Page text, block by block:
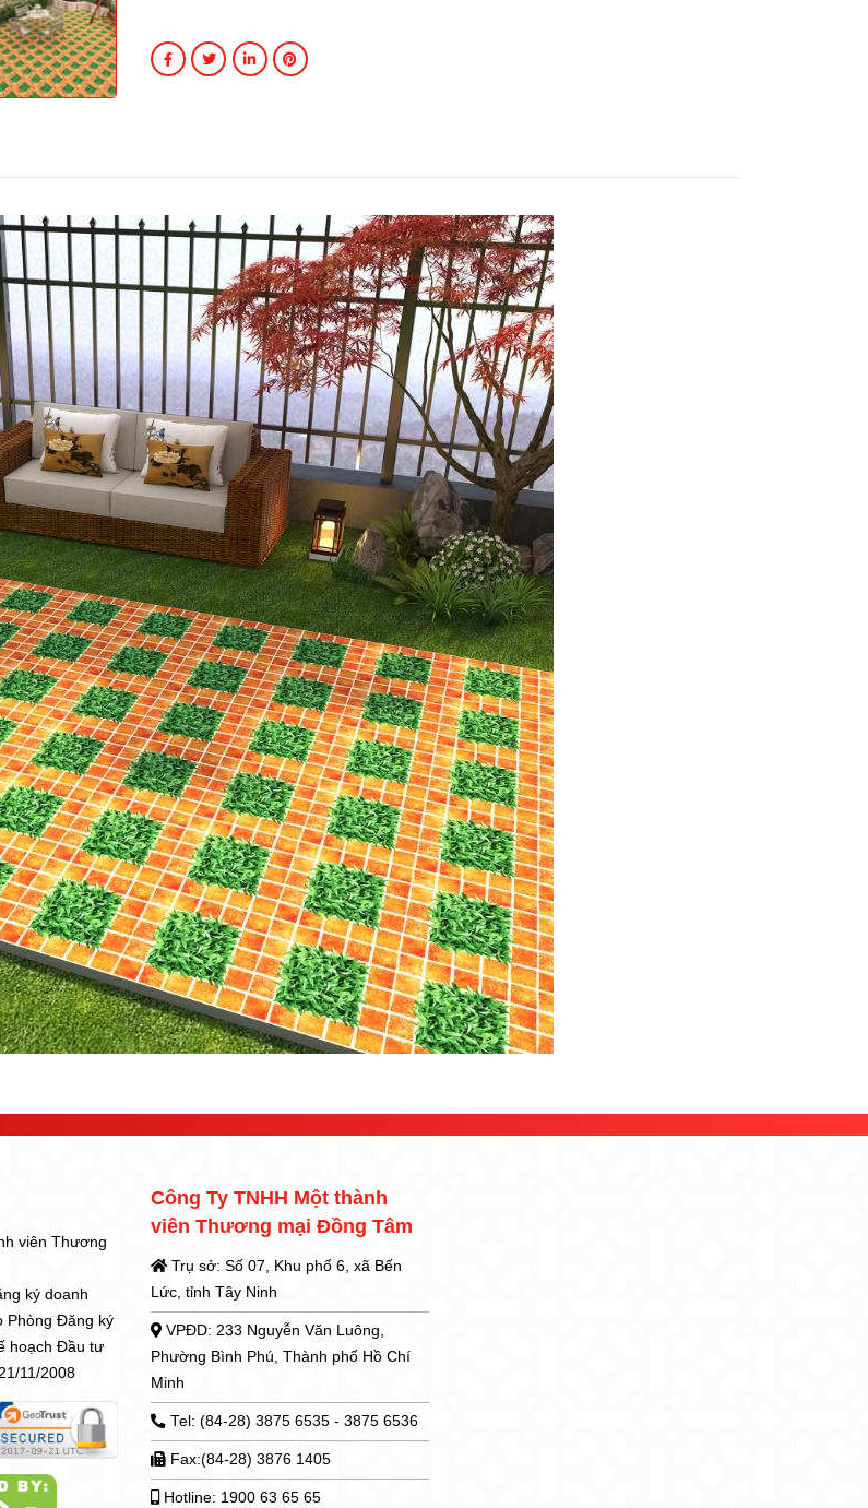
viên Thương
ký doanh
Phòng Đăng ký
hoạch Đầu tư
11/2008
Công Ty TNHH Một thành
viên Thương mại Đồng Tâm
Trụ sở: Số 07, Khu phố 6, xã Bến
Lức, tỉnh Tây Ninh
VPĐD: 233 Nguyễn Văn Luông,
Phường Bình Phú, Thành phố Hồ Chí
Minh
Tel: (84-28) 3875 6535 - 3875 6536
Fax:(84-28) 3876 1405
Hotline: 1900 63 65 65